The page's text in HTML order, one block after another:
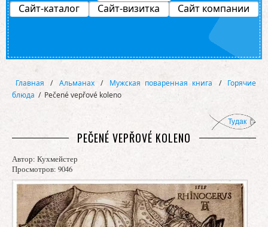
Сайт-каталог Сайт-визитка Сайт компании
Главная / Альманах / Мужская поваренная книга / Горячие
блюда / Pečené vepřové koleno
Тудак
PEČENÉ VEPŘOVÉ KOLENO
Автор: Кухмейстер
Просмотров: 9046